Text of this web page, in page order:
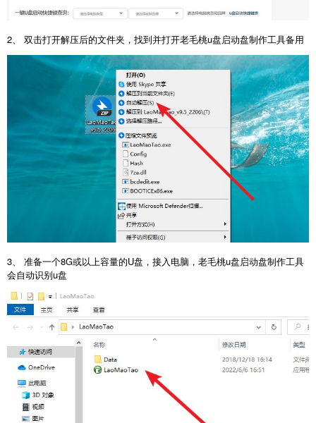
2、 双击打开解压后的文件夹，找到并打开老毛桃u盘启动盘制作工具备用
3、 准备一个8G或以上容量的U盘，接入电脑，老毛桃u盘启动盘制作工具
会自动识别u盘